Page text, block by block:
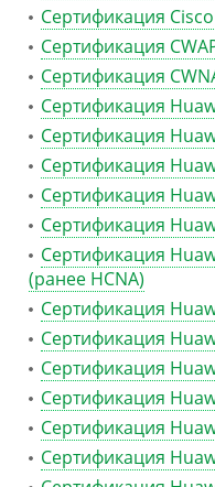
Сертификация
Сертификация
Сертификация
Сертификация
Сертификация
Сертификация
Сертификация
Сертификация
Сертификация
(ранее HCNA)
Сертификация
Сертификация
Сертификация
Сертификация
Сертификация
Сертификация